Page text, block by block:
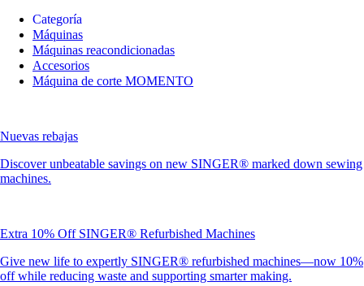
Categoría
Máquinas
Máquinas reacondicionadas
Accesorios
Máquina de corte MOMENTO
Nuevas rebajas
Discover unbeatable savings on new SINGER® marked down sewing
machines.
Extra 10% Off SINGER® Refurbished Machines
Give new life to expertly SINGER® refurbished machines—now 10%
off while reducing waste and supporting smarter making.